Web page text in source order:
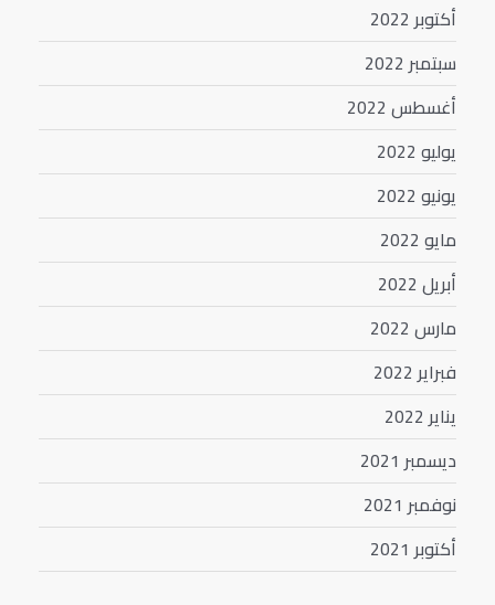
أكتوبر 2022
سبتمبر 2022
أغسطس 2022
يوليو 2022
يونيو 2022
مايو 2022
أبريل 2022
مارس 2022
فبراير 2022
يناير 2022
ديسمبر 2021
نوفمبر 2021
أكتوبر 2021